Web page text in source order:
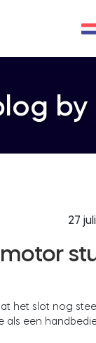
by
27
het slot nog
als een